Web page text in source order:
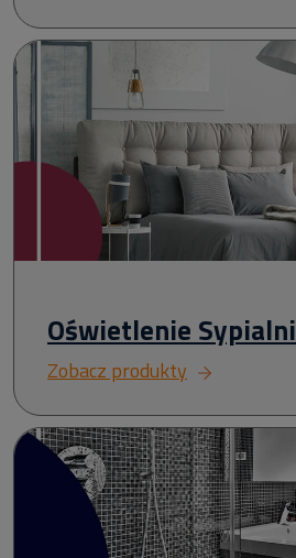
Oświetlenie Sypialni
Zobacz produkty